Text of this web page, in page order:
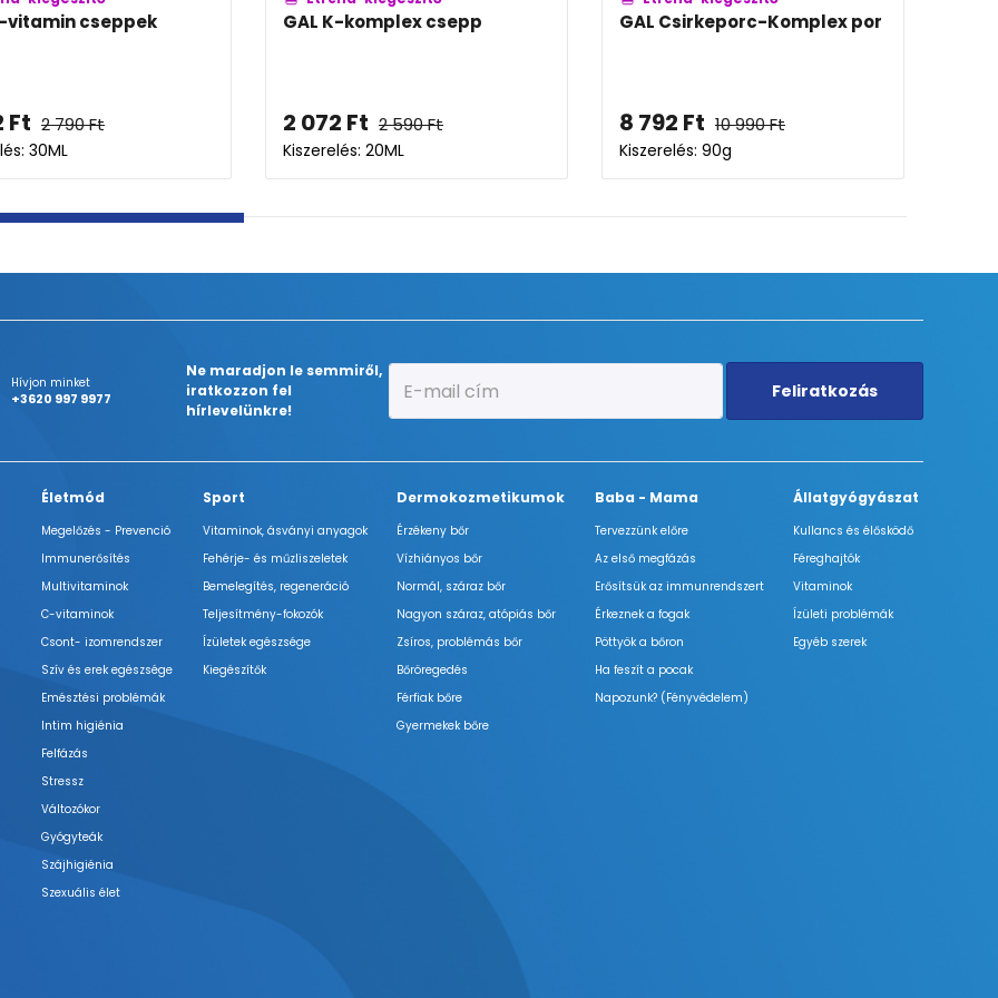
GAL K-komplex csepp
2 590 Ft
GAL Csirkeporc-Komplex por
10 990 Ft
GAL K1-vitamin -
Hívjon minket
+3620 997 9977
Ne maradjon le semmiről,
iratkozzon fel
hírlevelünkre!
Feliratkozás
Életmód
Megelőzés - Prevenció
Immunerősítés
Multivitaminok
C-vitaminok
Csont- izomrendszer
Szív és erek egészsége
Emésztési problémák
Intim higiénia
Felfázás
Stressz
Változókor
Gyógyteák
Szájhigiénia
Szexuális élet
Sport
Vitaminok, ásványi anyagok
Fehérje- és műzliszeletek
Bemelegítés, regeneráció
Teljesítmény-fokozók
Ízületek egészsége
Kiegészítők
Dermokozmetikumok
Érzékeny bőr
Vízhiányos bőr
Normál, száraz bőr
Nagyon száraz, atópiás bőr
Zsíros, problémás bőr
Bőröregedés
Férfiak bőre
Gyermekek bőre
Baba - Mama
Tervezzünk előre
Az első megfázás
Erősítsük az immunrendszert
Érkeznek a fogak
Pöttyök a bőron
Ha feszít a pocak
Napozunk? (Fényvédelem)
Állatgyógyászat
Kullancs és élősködő
Féreghajtók
Vitaminok
Ízületi problémák
Egyéb szerek